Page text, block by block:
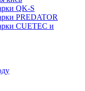
QK-S
PREDATOR
CUETEC и